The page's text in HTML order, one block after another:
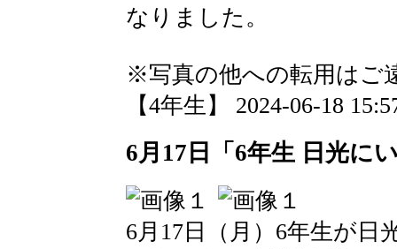
なりました。
※写真の他への転用はご
【4年生】 2024-06-18
6月17日「6年生 日光に
6月17日（月）6年生が日